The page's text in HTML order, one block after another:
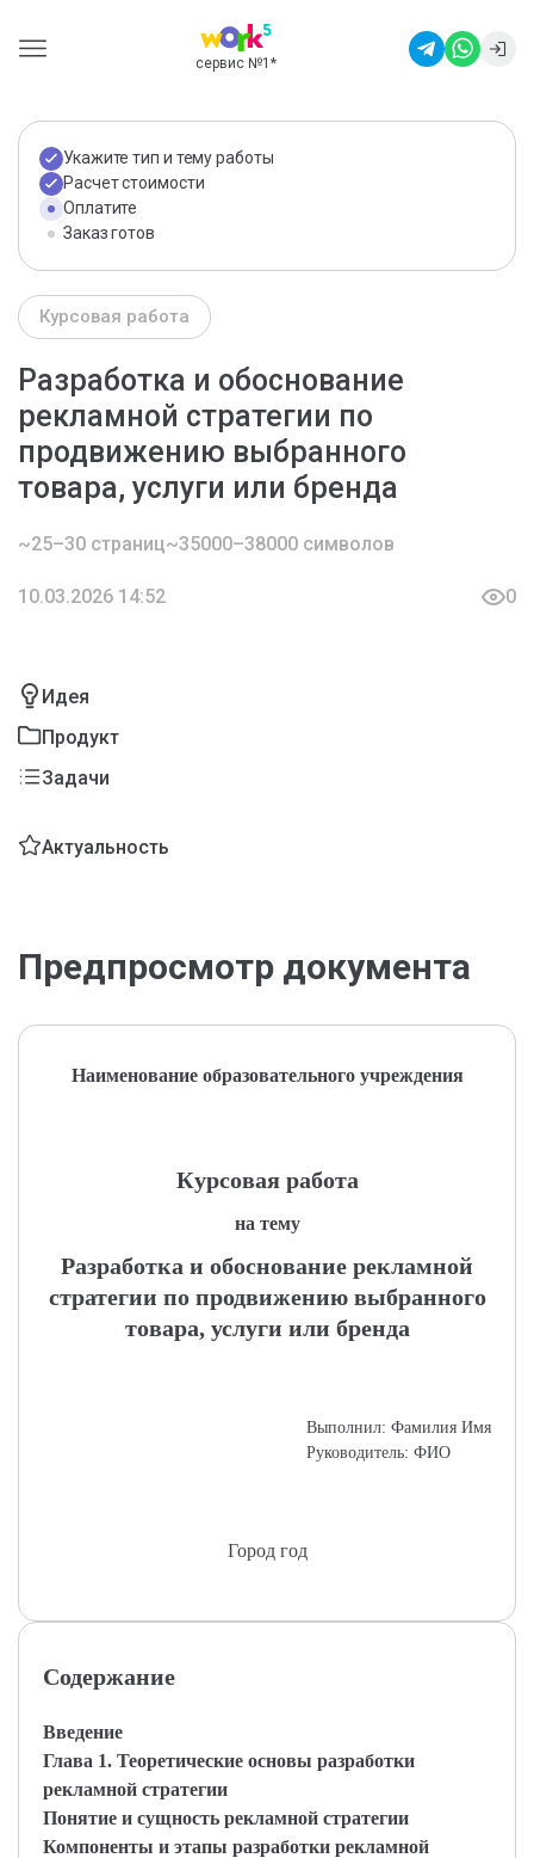
сервис №1 *
Укажите тип и тему работы
Расчет стоимости
Оплатите
Заказ готов
Курсовая работа
Разработка и обоснование
рекламной стратегии по
продвижению выбранного
товара, услуги или бренда
~25–30 страниц~35000–38000 символов
10.03.2026 14:52 0
Идея
Продукт
Задачи
Актуальность
Предпросмотр документа
Наименование образовательного учреждения
Курсовая работа
на тему
Разработка и обоснование рекламной
стратегии по продвижению выбранного
товара, услуги или бренда
Выполнил: Фамилия Имя
Руководитель: ФИО
Город год
Содержание
Введение
Глава 1. Теоретические основы разработки
рекламной стратегии
Понятие и сущность рекламной стратегии
Компоненты и этапы разработки рекламной